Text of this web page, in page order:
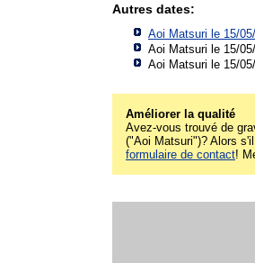
Autres dates:
Aoi Matsuri le 15/
Aoi Matsuri le 15/
Aoi Matsuri le 15/
Améliorer la qualité
Avez-vous trouvé de
("Aoi Matsuri")? Alors
formulaire de contact!